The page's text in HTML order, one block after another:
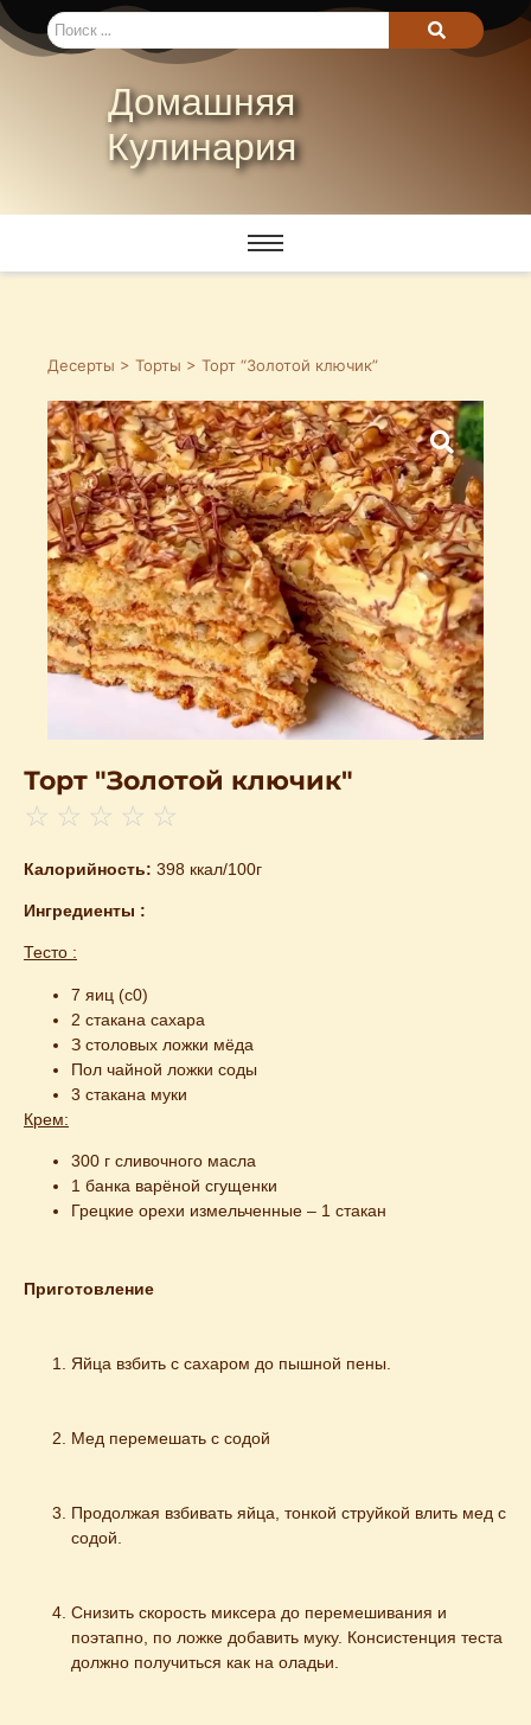
Домашняя
Кулинария
Десерты > Торты > Торт “Золотой ключик”
Торт "Золотой ключик"
☆ ☆ ☆ ☆ ☆
Калорийность: 398 ккал/100г
Ингредиенты :
Тесто :
7 яиц (с0)
2 стакана сахара
З столовых ложки мёда
Пол чайной ложки соды
3 стакана муки
Крем:
300 г сливочного масла
1 банка варёной сгущенки
Грецкие орехи измельченные – 1 стакан
Приготовление
Яйца взбить с сахаром до пышной пены.
Мед перемешать с содой
Продолжая взбивать яйца, тонкой струйкой влить мед с
содой.
Снизить скорость миксера до перемешивания и
поэтапно, по ложке добавить муку. Консистенция теста
должно получиться как на оладьи.